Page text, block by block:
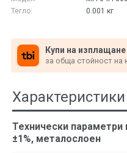
Тегло:
0.001 кг
Купи на
за обща стойност на
Характеристики
Технически параметри
±1%, металослоен